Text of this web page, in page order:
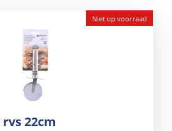
Niet op voorraad
22cm